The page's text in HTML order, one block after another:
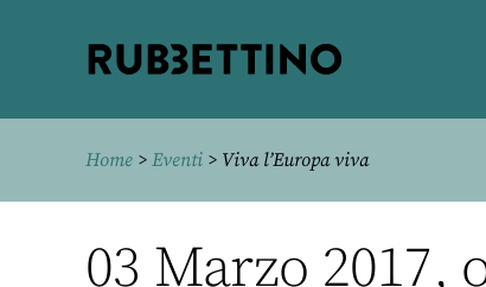
Home > Eventi > Viva l’Europa viva
03 Marzo 2017,